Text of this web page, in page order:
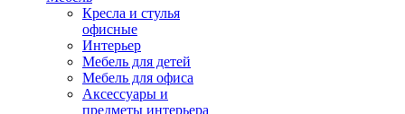
Кресла и стулья
офисные
Интерьер
Мебель для детей
Мебель для офиса
Аксессуары и
предметы интерьера